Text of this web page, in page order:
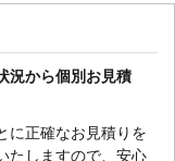
況から個別お見積
に正確なお見積りを
たしますので、安心